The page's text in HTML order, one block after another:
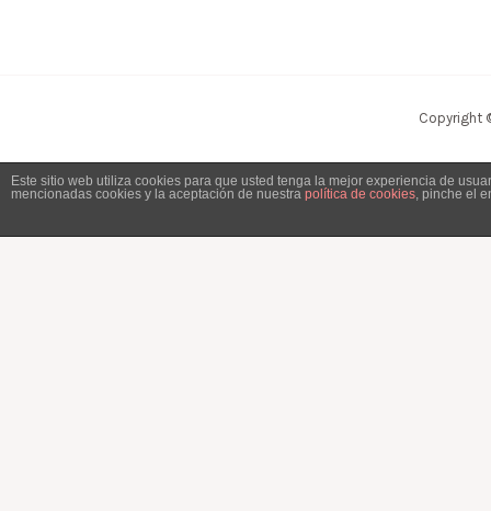
Copyright
Este sitio web utiliza cookies para que usted tenga la mejor experiencia de
mencionadas cookies y la aceptación de nuestra política de cookies , pinche el